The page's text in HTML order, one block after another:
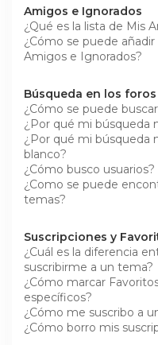
Amigos e Ignorados
¿Qué es la lista de Mis
¿Cómo se puede
Amigos e Ignorados?
Búsqueda en los foros
¿Cómo se puede
¿Por qué mi búsqueda
¿Por qué mi búsqueda
blanco?
¿Cómo busco usuarios?
¿Como se puede
temas?
Suscripciones y
¿Cuál es la diferencia
suscribirme a un tema?
¿Cómo marcar
específicos?
¿Cómo me suscribo a
¿Cómo borro mis